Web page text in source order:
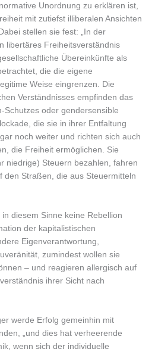
Unordnung zu erklären ist,
mit zutiefst illiberalen Ansichten
stellen sie fest: „In der
libertäres Freiheitsverständnis
Übereinkünfte als
die die eigene
Weise eingrenzen. Die
Verständnisses empfinden das
Schutzes oder gendersensible
die sie in ihrer Entfaltung
noch weiter und richten sich auch
die Freiheit ermöglichen. Sie
niedrige) Steuern bezahlen, fahren
den Straßen, die aus Steuermitteln
diesem Sinne keine Rebellion
der kapitalistischen
Eigenverantwortung,
zumindest wollen sie
– und reagieren allergisch auf
ihrer Sicht nach
werde Erfolg gemeinhin mit
„und dies hat verheerende
wenn sich der individuelle